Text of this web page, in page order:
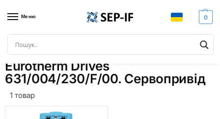
Меню 0
Головна Товари з позначками “Eurotherm Drives 631/004/230/F/00. Сервопривід”
Eurotherm Drives
631/004/230/F/00. Сервопривід
1 товар